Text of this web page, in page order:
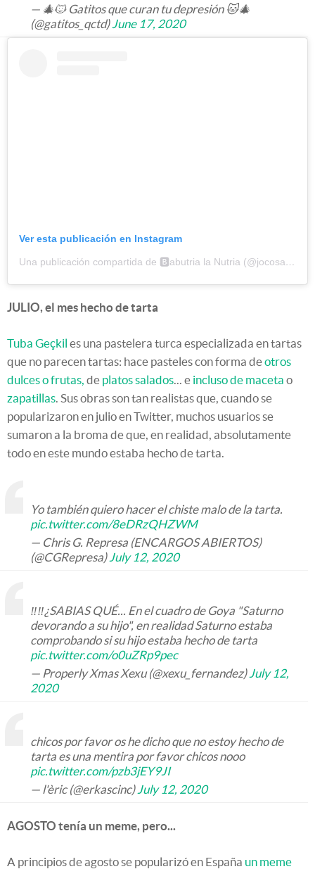
— 🎄🐱 Gatitos que curan tu depresión 🐱🎄
(@gatitos_qctd)June 17, 2020
Ver esta publicación en Instagram
Una publicación compartida de 🅱️abutria la Nutria (@jocosa.nutria)
JULIO, el mes hecho de tarta
Tuba Geçkil es una pastelera turca especializada en tartas
que no parecen tartas: hace pasteles con forma deotros
dulces o frutas, de platos salados... e incluso de maceta o
zapatillas. Sus obras son tan realistas que, cuando se
popularizaron en julio en Twitter, muchos usuarios se
sumaron a la broma de que, en realidad, absolutamente
todo en este mundo estaba hecho de tarta.
Yo también quiero hacer el chiste malo de la tarta.
pic.twitter.com/8eDRzQHZWM
— Chris G. Represa (ENCARGOS ABIERTOS)
(@CGRepresa)July 12, 2020
‼️‼️¿SABIAS QUÉ... En el cuadro de Goya "Saturno
devorando a su hijo", en realidad Saturno estaba
comprobando si su hijo estaba hecho de tarta
pic.twitter.com/o0uZRp9pec
— Properly Xmas Xexu (@xexu_fernandez)July 12,
2020
chicos por favor os he dicho que no estoy hecho de
tarta es una mentira por favor chicos nooo
pic.twitter.com/pzb3jEY9JI
— l'èric (@erkascinc)July 12, 2020
AGOSTO tenía un meme, pero...
A principios de agosto se popularizó en España un meme